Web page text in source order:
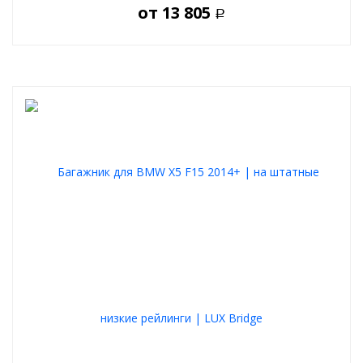
от 13 805 Р